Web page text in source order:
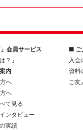
会員サービス
？」
内
へ
へ
て見る
ンタビュー
実績
■ ご
入会
資料
ご友